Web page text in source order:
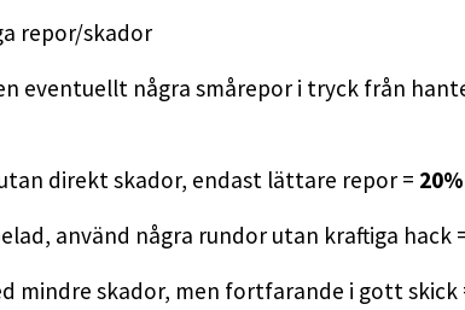
repor/skador
eventuellt några smårepor i tryck från
direkt skador, endast lättare repor =
använd några rundor utan kraftiga hack
mindre skador, men fortfarande i gott skick